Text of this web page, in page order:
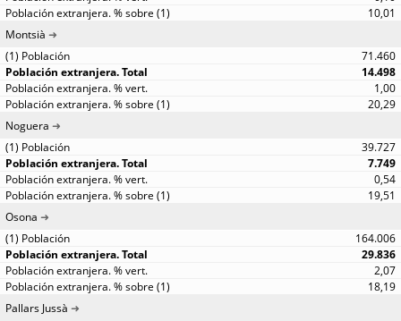
10,01
Montsià
71.460
14.498
1,00
20,29
Noguera
39.727
7.749
0,54
19,51
Osona
164.006
29.836
2,07
18,19
Pallars Jussà